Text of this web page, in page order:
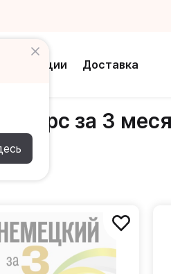
Акции Доставка
курс за 3